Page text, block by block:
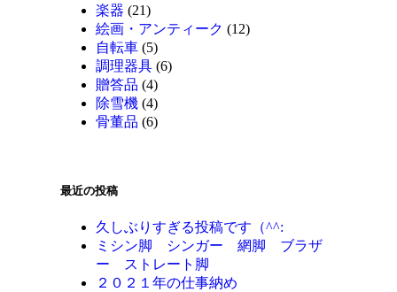
楽器 (21)
絵画・アンティーク (12)
自転車 (5)
調理器具 (6)
贈答品 (4)
除雪機 (4)
骨董品 (6)
最近の投稿
久しぶりすぎる投稿です（^^:
ミシン脚 シンガー 網脚 ブラザ
ー ストレート脚
２０２１年の仕事納め